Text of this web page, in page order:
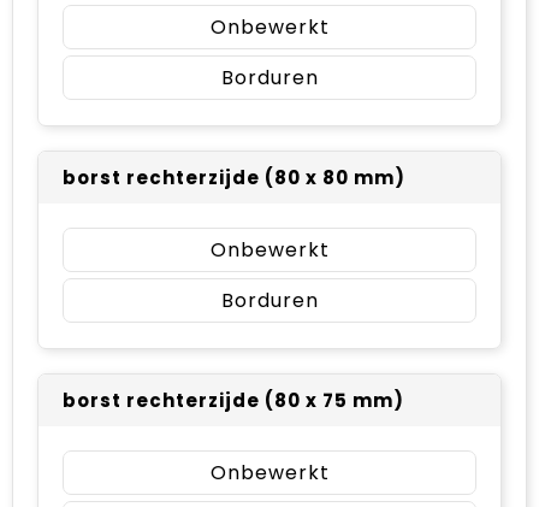
Onbewerkt
Borduren
borst rechterzijde (80 x 80 mm)
Onbewerkt
Borduren
borst rechterzijde (80 x 75 mm)
Onbewerkt